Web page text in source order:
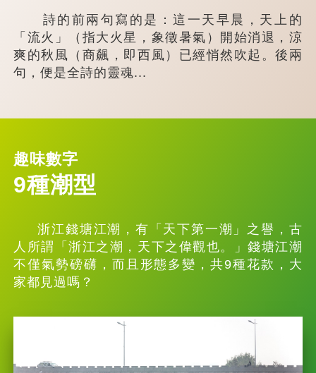
詩的前兩句寫的是：這一天早晨，天上的
「流火」（指大火星，象徵暑氣）開始消退，涼
爽的秋風（商飆，即西風）已經悄然吹起。後兩
句，便是全詩的靈魂...
趣味數字
9種潮型
浙江錢塘江潮，有「天下第一潮」之譽，古
人所謂「浙江之潮，天下之偉觀也。」錢塘江潮
不僅氣勢磅礴，而且形態多變，共9種花款，大
家都見過嗎？